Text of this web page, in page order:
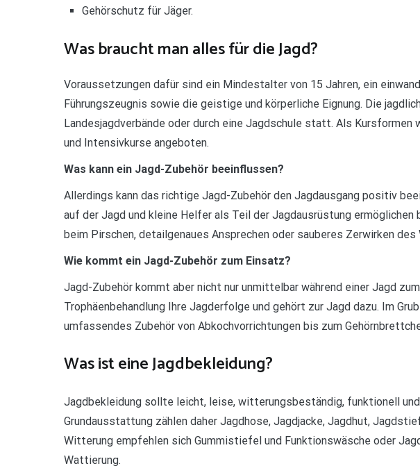
Gehörschutz für Jäger.
Was braucht man alles für die Jagd?
Voraussetzungen dafür sind ein Mindestalter von 15 Jahren, ein
Führungszeugnis sowie die geistige und körperliche Eignung. Die
Landesjagdverbände oder durch eine Jagdschule statt. Als Kursformen
und Intensivkurse angeboten.
Was kann ein Jagd-Zubehör beeinflussen?
Allerdings kann das richtige Jagd-Zubehör den Jagdausgang positiv
auf der Jagd und kleine Helfer als Teil der Jagdausrüstung
beim Pirschen, detailgenaues Ansprechen oder sauberes Zerwirken des
Wie kommt ein Jagd-Zubehör zum Einsatz?
Jagd-Zubehör kommt aber nicht nur unmittelbar während einer Jagd
Trophäenbehandlung Ihre Jagderfolge und gehört zur Jagd dazu. Im
umfassendes Zubehör von Abkochvorrichtungen bis zum
Was ist eine Jagdbekleidung?
Jagdbekleidung sollte leicht, leise, witterungsbeständig, funktionell
Grundausstattung zählen daher Jagdhose, Jagdjacke, Jagdhut,
Witterung empfehlen sich Gummistiefel und Funktionswäsche oder
Wattierung.